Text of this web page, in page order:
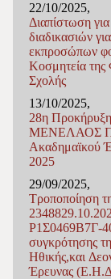
22/10/2025,
Διαπίστωση
διαδικασιών
εκπροσώπων
Κοσμητεία της
Σχολής
13/10/2025,
28η
ΜΕΝΕΛΑΟΣ
Ακαδημαϊκού
2025
29/09/2025,
Τροποποίηση
Ρ1Σ0469Β7Γ-
συγκρότησης
Ηθικής,και
Έρευνας